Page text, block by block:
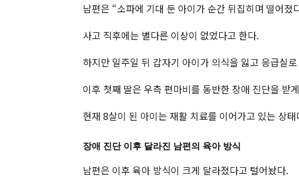
남편은 “소파에 기대 둔 아이가 순간 뒤집히며 떨어졌
사고 직후에는 별다른 이상이 없었다고 한다.
하지만 일주일 뒤 갑자기 아이가 의식을 잃고 응급실
이후 첫째 딸은 우측 편마비를 동반한 장애 진단을 받
현재 8살이 된 아이는 재활 치료를 이어가고 있는 상태
장애 진단 이후 달라진 남편의 육아 방식
남편은 이후 육아 방식이 크게 달라졌다고 털어놨다.